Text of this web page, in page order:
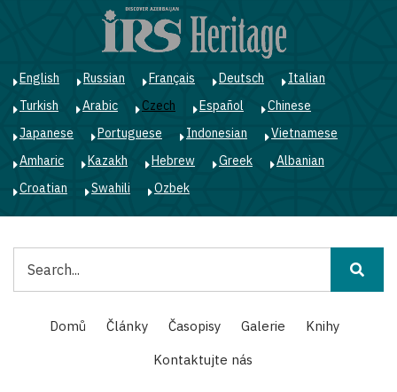
English Russian Français Deutsch
Italian
Turkish
Arabic Czech Español
Chinese
Japanese
Portuguese Indonesian
Vietnamese
Amharic
Kazakh Hebrew Greek
Albanian
Croatian
Swahili Ozbek
Main
navigation
Domů Články Časopisy Galerie
Knihy
Kontaktujte nás